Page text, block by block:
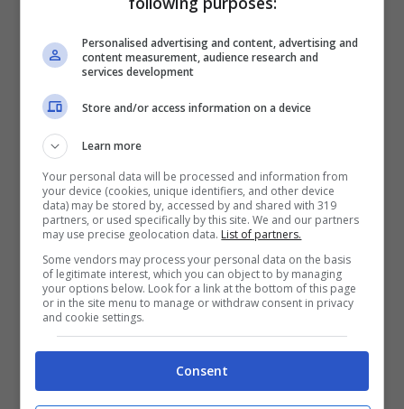
rivoluzione, a patto che il progetto sia chiaro.
Il Bologna, dal canto suo,non vuole certo
privarsidella sua guida tecnica.
Per quanto riguarda la rosa, a tenere banco è
sempre il rinnovo di
Da capire anche cosa fare con il contratto di
quattro giocatori in scadenza a giugno
Sansone,Soriano,MedeleDe Silvestri
Bologna vorrebbe ridurre il monte ingaggi di
circa 15 milioni di euro e un loro addio
farebbe risparmiare
Il solo Sansone potrebbe rimanere con una
Personalised advertising and content, advertising and
content measurement, audience research and
services development
Store and/or access information on a device
Learn more
Your personal data will be processed and information from
your device (cookies, unique identifiers, and other device
data) may be stored by, accessed by and shared with 319
partners, or used specifically by this site. We and our partners
may use precise geolocation data. List of partners.
Some vendors may process your personal data on the basis
of legitimate interest, which you can object to by managing
your options below. Look for a link at the bottom of this page
or in the site menu to manage or withdraw consent in privacy
and cookie settings.
Consent